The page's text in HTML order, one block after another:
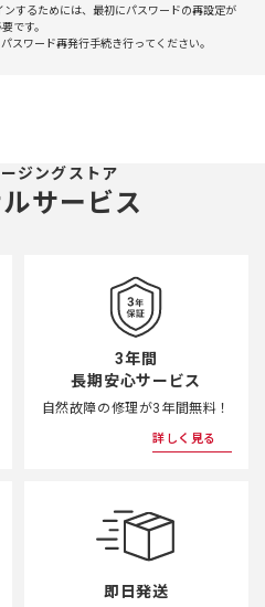
するためには、最初にパスワードの再設定が
です。
スワード再発行手続き行ってください。
ジングストア
サービス
3年間
長期安心サービス
自然故障の修理が3年間無料！
詳しく見る
即日発送